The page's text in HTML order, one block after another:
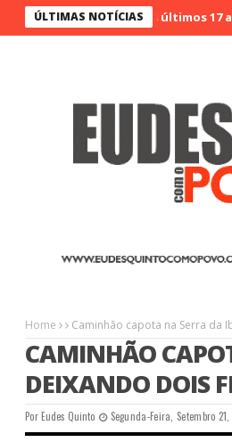
ÚLTIMAS NOTÍCIAS
menos violento nos últimos 17 anos;
Home Caminhão capota na Serra
CAMINHÃO
DEIXANDO DOIS
PorEudes Quinto Segunda-Feira, Setembro